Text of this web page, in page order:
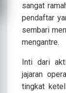
sangat
pendaftar
sembari
mengantre.
Inti dari
jajaran
tingkat